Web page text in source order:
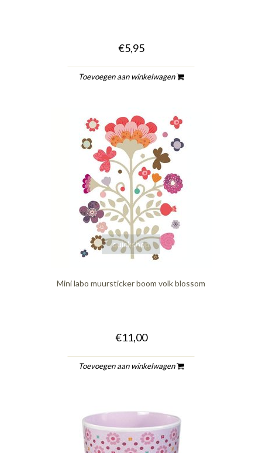
€5,95
Toevoegen aan winkelwagen
quickshop
Mini labo muursticker boom volk blossom
€11,00
Toevoegen aan winkelwagen